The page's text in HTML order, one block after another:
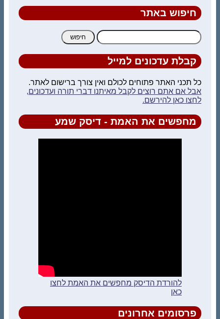
חיפוש באתר
חיפוש:
קבלת עדכונים למייל
כל תכני האתר פתוחים לכולם ואין צורך ברישום לאתר.
אבל אם אתם רוצים לקבל מאיתנו דברי תורה ועדכונים,
לחצו כאן להירשם.
מחפשים את האמת - דיסק שמע
להורדת הדיסק מחפשים את האמת לחצו
כאן
פרסומים אחרונים